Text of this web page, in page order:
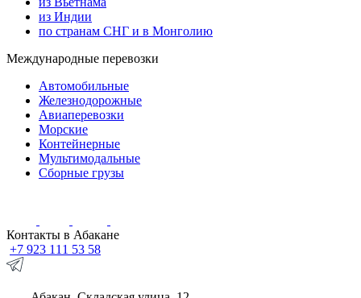
из Индии
по странам СНГ и в Монголию
Международные перевозки
Автомобильные
Железнодорожные
Авиаперевозки
Морские
Контейнерные
Мультимодальные
Сборные грузы
Контакты в Абакане
+7 923 111 53 58